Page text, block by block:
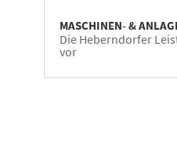
MASCHINEN- &
Die Heberndorfer
vor